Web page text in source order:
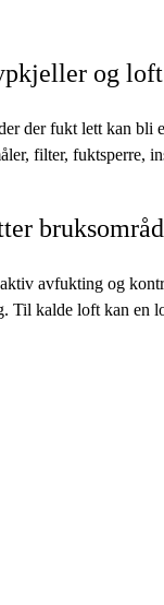
og loft
der fukt lett kan
filter, fuktsperre,
avfukting og
kalde loft kan en